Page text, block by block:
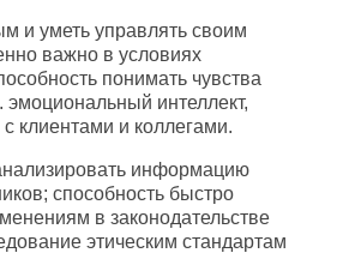
и уметь управлять своим
важно в условиях
понимать чувства
эмоциональный интеллект,
клиентами и коллегами.
информацию
способность быстро
в законодательстве
этическим стандартам